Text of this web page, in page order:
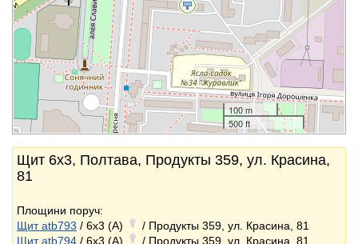
100 m
500 ft
Щит 6x3, Полтава, Продукты 359, ул. Красина,
81
Площини поруч:
Щит atb793 / 6x3 (A)
/ Продукты 359, ул. Красина, 81
Щит atb794 / 6x3 (A) / Продукты 359, ул. Красина, 81